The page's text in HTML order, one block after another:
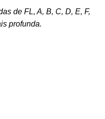
de FL, A, B, C, D, E, F,
profunda.